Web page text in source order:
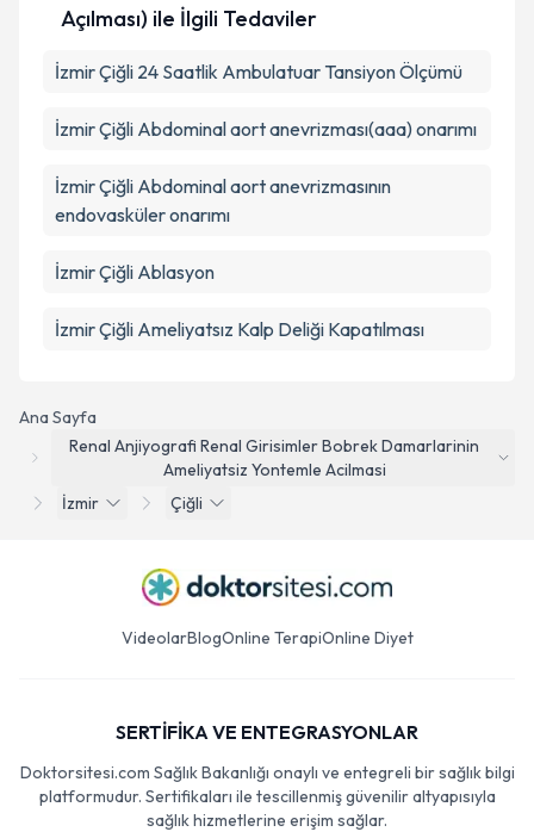
Ana Sayfa
Renal Anjiyografi Renal Girisimler Bobrek Damarlarinin
Ameliyatsiz Yontemle Acilmasi
İzmir
Çiğli
Açılması) ile İlgili Tedaviler
İzmir Çiğli 24 Saatlik Ambulatuar Tansiyon Ölçümü
İzmir Çiğli Abdominal aort anevrizması(aaa) onarımı
İzmir Çiğli Abdominal aort anevrizmasının
endovasküler onarımı
İzmir Çiğli Ablasyon
İzmir Çiğli Ameliyatsız Kalp Deliği Kapatılması
VideolarBlogOnline TerapiOnline Diyet
SERTİFİKA VE ENTEGRASYONLAR
Doktorsitesi.com Sağlık Bakanlığı onaylı ve entegreli bir sağlık bilgi
platformudur. Sertifikaları ile tescillenmiş güvenilir altyapısıyla
sağlık hizmetlerine erişim sağlar.